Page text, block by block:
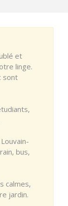
et
linge.
sont
bus,
calmes,
jardin.